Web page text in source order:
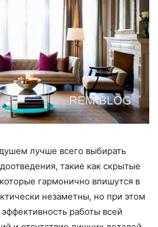
лучше всего выбирать
такие как скрытые
гармонично впишутся в
незаметны, но при этом
работы всей